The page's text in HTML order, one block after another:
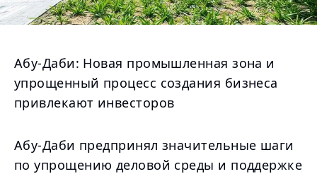
Абу-Даби: Новая промышленная зона и
упрощенный процесс создания бизнеса
привлекают инвесторов
Абу-Даби предпринял значительные шаги
по упрощению деловой среды и поддержке